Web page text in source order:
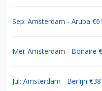
Sep: Amsterdam - Aruba
Mei: Amsterdam - Bonaire
Jul: Amsterdam - Berlijn €38